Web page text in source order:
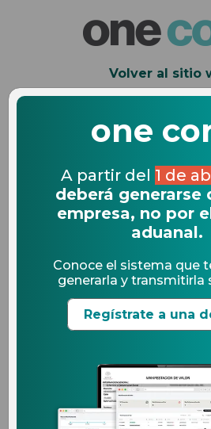
Volver al sitio
Solicita una
MULTAS DE COMERCIO
Los 3 tipos de
restricciones no
más comunes
one
A partir del 1 de
deberá generarse
empresa, no por
aduanal.
Conoce el sistema que
generarla y transmitirla
Regístrate a una